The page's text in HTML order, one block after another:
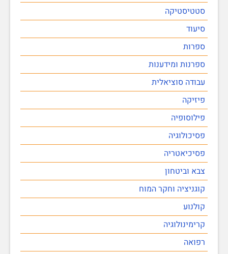
סטטיסטיקה
סיעוד
ספרות
ספרנות ומידענות
עבודה סוציאלית
פיזיקה
פילוסופיה
פסיכולוגיה
פסיכיאטריה
צבא וביטחון
קוגניציה וחקר המוח
קולנוע
קרימינולוגיה
רפואה